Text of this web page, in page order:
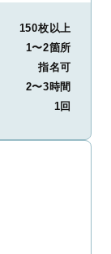
150枚以上
1〜2箇所
指名可
2〜3時間
1回